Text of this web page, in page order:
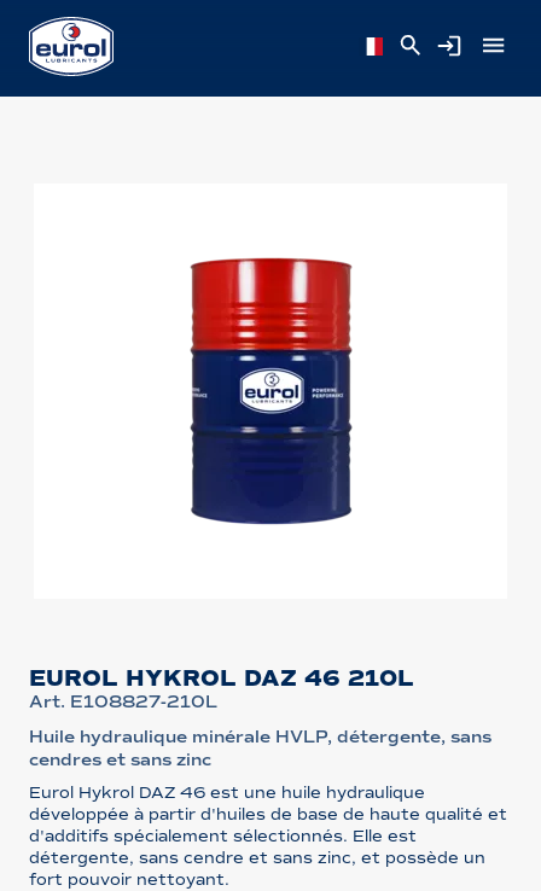
EUROL HYKROL DAZ 46 210L
Art. E108827-210L
Huile hydraulique minérale HVLP, détergente, sans
cendres et sans zinc
Eurol Hykrol DAZ 46 est une huile hydraulique
développée à partir d'huiles de base de haute qualité et
d'additifs spécialement sélectionnés. Elle est
détergente, sans cendre et sans zinc, et possède un
fort pouvoir nettoyant.